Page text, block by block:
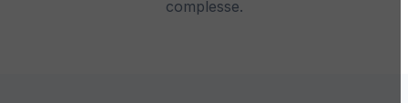
complesse.